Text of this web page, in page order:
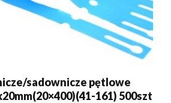
sadownicze pętlowe
161) 500szt